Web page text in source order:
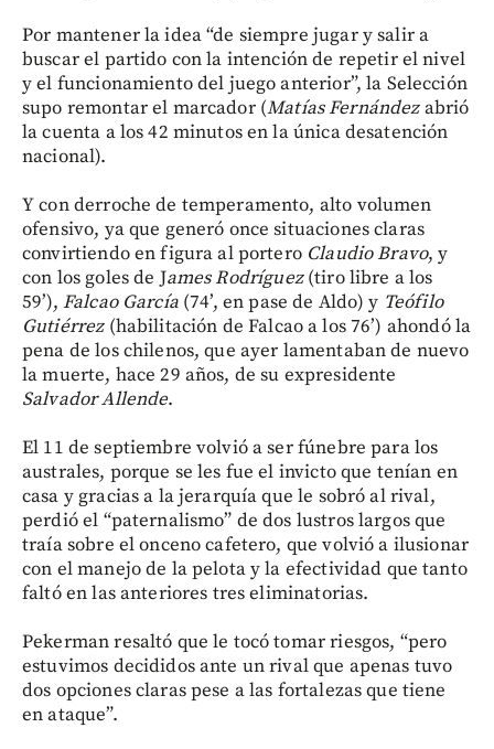
Por mantener la idea “de siempre jugar y salir a
buscar el partido con la intención de repetir el nivel
y el funcionamiento del juego anterior”, la Selección
supo remontar el marcador (Matías Fernándezabrió
la cuenta a los 42 minutos en la única desatención
nacional).
Y con derroche de temperamento, alto volumen
ofensivo, ya que generó once situaciones claras
convirtiendo en figura al portero Claudio Bravo, y
con los goles de James Rodríguez(tiro libre a los
59’), Falcao García(74’, en pase de Aldo) y Teófilo
Gutiérrez (habilitación de Falcao a los 76’) ahondó la
pena de los chilenos, que ayer lamentaban de nuevo
la muerte, hace 29 años, de su expresidente
Salvador Allende.
El 11 de septiembre volvió a ser fúnebre para los
australes, porque se les fue el invicto que tenían en
casa y gracias a la jerarquía que le sobró al rival,
perdió el “paternalismo” de dos lustros largos que
traía sobre el onceno cafetero, que volvió a ilusionar
con el manejo de la pelota y la efectividad que tanto
faltó en las anteriores tres eliminatorias.
Pekerman resaltó que le tocó tomar riesgos, “pero
estuvimos decididos ante un rival que apenas tuvo
dos opciones claras pese a las fortalezas que tiene
en ataque”.